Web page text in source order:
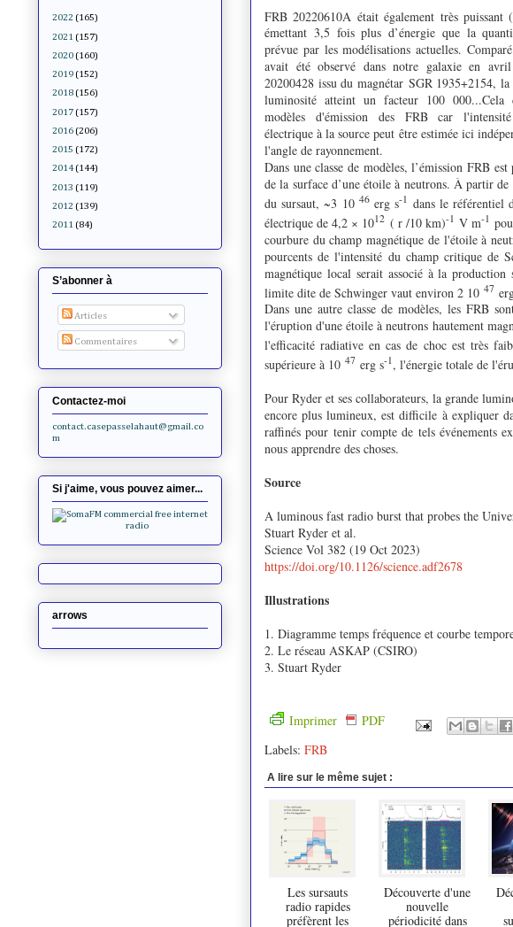
FRB 20220610A était également très puissant
émettant 3,5 fois plus d’énergie que la
prévue par les modélisations actuelles.
avait été observé dans notre galaxie en
20200428 issu du magnétar SGR 1935+2154, la
luminosité atteint un facteur 100 000...Cela
modèles d'émission des FRB car
électrique à la source peut être estimée ici
l'angle de rayonnement.
Dans une classe de modèles, l’émission FRB
de la surface d’une étoile à neutrons. À partir
du sursaut, ~3 10 46erg s-1 dans le référentiel
électrique de 4,2 × 1012 ( r /10 km)-1 V m-1
courbure du champ magnétique de l'étoile à
pourcents de l'intensité du champ critique de
magnétique local serait associé à la
limite dite de Schwinger vaut environ 2 10 47
Dans une autre classe de modèles, les FRB
l'éruption d'une étoile à neutrons hautement
l'efficacité radiative en cas de choc est très
supérieure à 10 47 erg s-1, l'énergie totale de
Pour Ryder et ses collaborateurs, la grande
encore plus lumineux, est difficile à expliquer
raffinés pour tenir compte de tels événements
nous apprendre des choses.
Source
A luminous fast radio burst that probes the
Stuart Ryder et al.
Science Vol 382 (19 Oct 2023)
https://doi.org/10.1126/science.adf2678
Illustrations
1. Diagramme temps fréquence et courbe
2. Le réseau ASKAP (CSIRO)
3. Stuart Ryder
Imprimer
PDF
Labels: FRB
A lire sur le même sujet :
Les sursauts
radio rapides
préfèrent les
Découverte d'une
nouvelle
périodicité dans
2022 (165)
2021 (157)
2020 (160)
2019 (152)
2018 (156)
2017 (157)
2016 (206)
2015 (172)
2014 (144)
2013 (119)
2012 (139)
2011 (84)
S’abonner à
Articles
Commentaires
Contactez-moi
contact.casepasselahaut@gmail.co
m
Si j'aime, vous pouvez aimer...
arrows